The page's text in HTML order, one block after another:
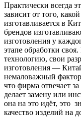
Практически всегда
зависит от того,
изготавливается в
брендов
изготовления у
этапе обработки
технологию, свои
изготовления —
немаловажный
что фирма отвечает
делает замену или
она на это идёт, это
качество изделий на